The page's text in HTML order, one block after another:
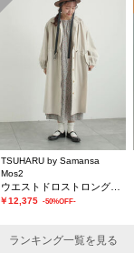
TSUHARU by Samansa
Mos2
￥12,375 -50%OFF-
ランキング一覧を見る